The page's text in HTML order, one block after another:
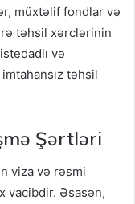
müxtəlif fondlar və
təhsil xərclərinin
və
təhsil
Şərtləri
viza və rəsmi
vacibdir. Əsasən,